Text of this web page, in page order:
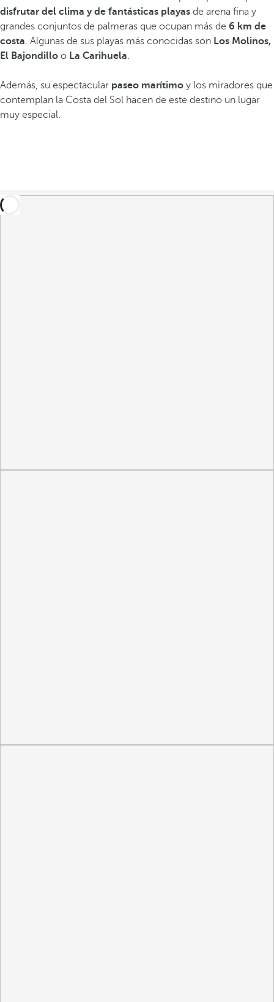
disfrutar del clima y de fantásticas playas de arena fina y
grandes conjuntos de palmeras que ocupan más de 6 km de
costa. Algunas de sus playas más conocidas son Los Molinos,
El Bajondillo o La Carihuela.
Además, su espectacular paseo marítimo y los miradores que
contemplan la Costa del Sol hacen de este destino un lugar
muy especial.